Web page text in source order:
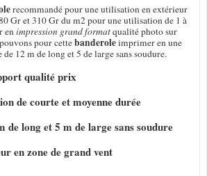
recommandé pour une utilisation en extérieur
Gr et 310 Gr du m2 pour une utilisation de 1 à
enimpression grand formatqualité photo sur
pour cettebanderoleimprimer en une
de 12 m de long et 5 de large sans soudure.
qualité prix
de courte et moyenne durée
de long et 5 m de large sans soudure
en zone de grand vent